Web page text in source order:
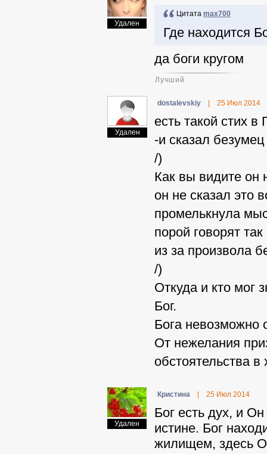
Удален
Цитата max700
Где находится
да боги кругом
Лучший
Удален
dostalevskiy 25 Июл 2014
есть такой стих в
-и сказал
/)
Как вы видите он
он не сказал это
промелькнула
порой говорят
из за произвола
/)
Откуда и кто мог
Бог.
Бога невозможно
От нежелания
обстоятельства
Удален
Кристина 25 Июл 2014
Бог есть дух, и
истине. Бог
жилищем, здесь